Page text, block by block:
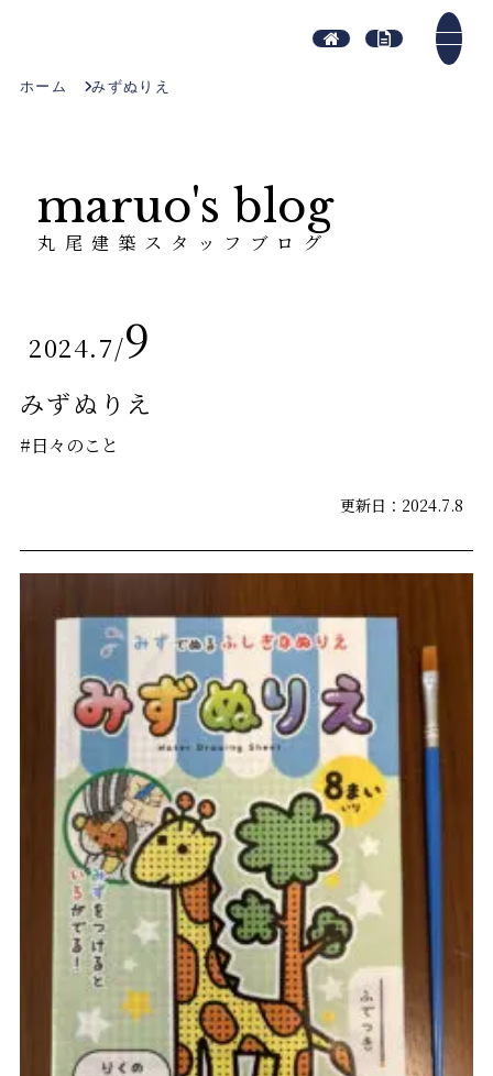
ホーム みずぬりえ
maruo's blog
丸尾建築スタッフブログ
2024.7/9
みずぬりえ
#日々のこと
更新日：2024.7.8